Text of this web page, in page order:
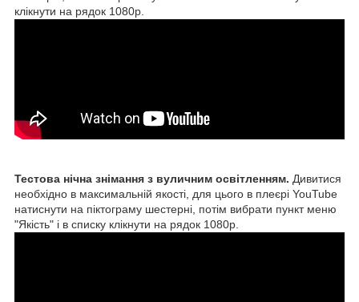
клікнути на рядок 1080p.
Тестова нічна знімання з вуличним освітленням. Дивитися
необхідно в максимальній якості, для цього в плеєрі YouTube
натиснути на піктограму шестерні, потім вибрати пункт меню
"Якість" і в списку клікнути на рядок 1080p.